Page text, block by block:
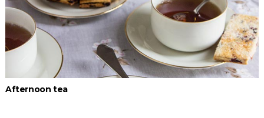
Afternoon tea